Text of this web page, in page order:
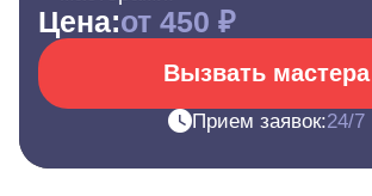
Цена:от 450 ₽
Вызвать мастера
Прием заявок:24/7